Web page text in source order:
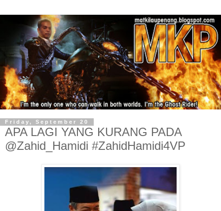
Friday, September 20
APA LAGI YANG KURANG PADA
@Zahid_Hamidi #ZahidHamidi4VP